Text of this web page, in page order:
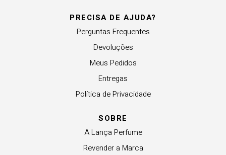
PRECISA DE AJUDA?
Perguntas Frequentes
Devoluções
Meus Pedidos
Entregas
Política de Privacidade
SOBRE
A Lança Perfume
Revender a Marca